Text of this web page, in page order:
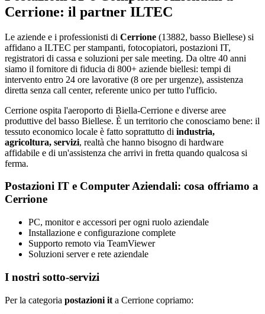
Cerrione: il partner ILTEC
Le aziende e i professionisti di Cerrione (13882, basso Biellese) si
affidano a ILTEC per stampanti, fotocopiatori, postazioni IT,
registratori di cassa e soluzioni per sale meeting. Da oltre 40 anni
siamo il fornitore di fiducia di 800+ aziende biellesi: tempi di
intervento entro 24 ore lavorative (8 ore per urgenze), assistenza
diretta senza call center, referente unico per tutto l'ufficio.
Cerrione ospita l'aeroporto di Biella-Cerrione e diverse aree
produttive del basso Biellese. È un territorio che conosciamo bene: il
tessuto economico locale è fatto soprattutto di industria,
agricoltura, servizi, realtà che hanno bisogno di hardware
affidabile e di un'assistenza che arrivi in fretta quando qualcosa si
ferma.
Postazioni IT e Computer Aziendali: cosa offriamo a
Cerrione
PC, monitor e accessori per ogni ruolo aziendale
Installazione e configurazione complete
Supporto remoto via TeamViewer
Soluzioni server e rete aziendale
I nostri sotto-servizi
Per la categoria postazioni it a Cerrione copriamo: